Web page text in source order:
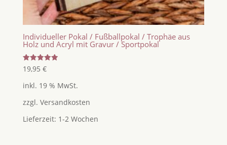
Individueller Pokal / Fußballpokal / Trophäe aus
Holz und Acryl mit Gravur / Sportpokal
Bewertet
mit
von 5
19,95 €
inkl. 19 % MwSt.
zzgl. Versandkosten
Lieferzeit: 1-2 Wochen